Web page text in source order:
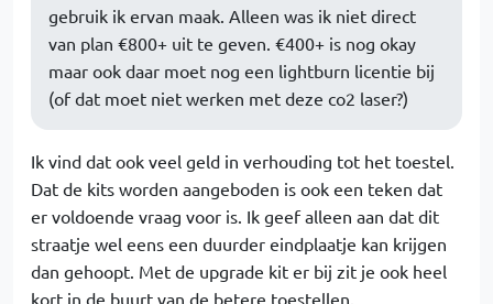
gebruik ik ervan maak. Alleen was ik niet direct
van plan €800+ uit te geven. €400+ is nog okay
maar ook daar moet nog een lightburn licentie bij
(of dat moet niet werken met deze co2 laser?)
Ik vind dat ook veel geld in verhouding tot het toestel.
Dat de kits worden aangeboden is ook een teken dat
er voldoende vraag voor is. Ik geef alleen aan dat dit
straatje wel eens een duurder eindplaatje kan krijgen
dan gehoopt. Met de upgrade kit er bij zit je ook heel
kort in de buurt van de betere toestellen.